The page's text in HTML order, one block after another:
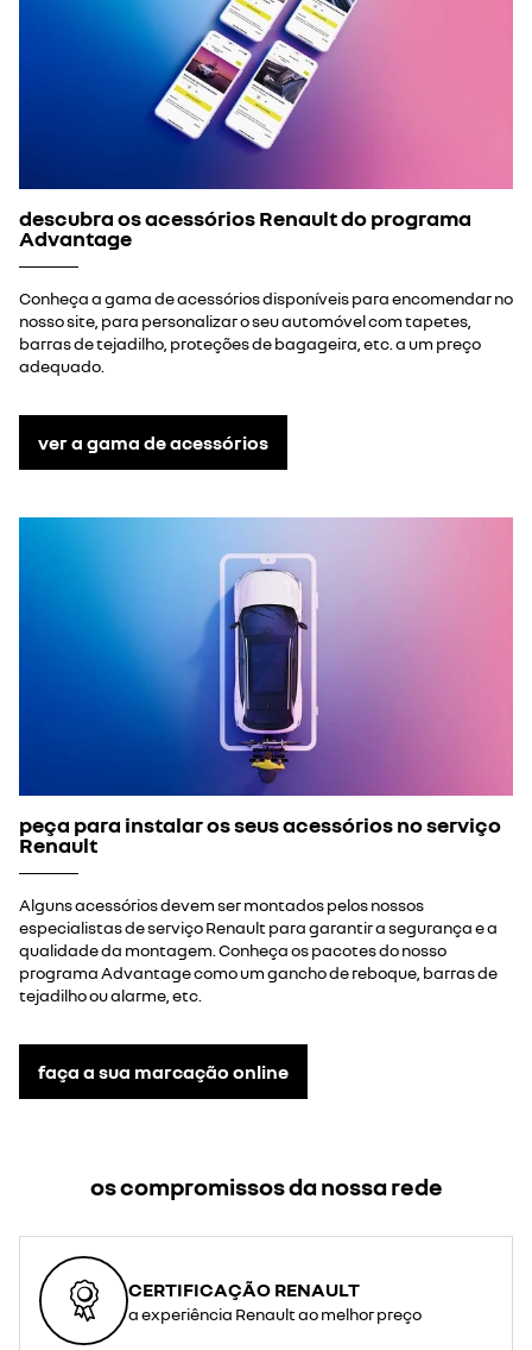
descubra os acessórios Renault do programa
Advantage
Conheça a gama de acessórios disponíveis para encomendar no
nosso site, para personalizar o seu automóvel com tapetes,
barras de tejadilho, proteções de bagageira, etc. a um preço
adequado.
ver a gama de acessórios
peça para instalar os seus acessórios no serviço
Renault
Alguns acessórios devem ser montados pelos nossos
especialistas de serviço Renault para garantir a segurança e a
qualidade da montagem. Conheça os pacotes do nosso
programa Advantage como um gancho de reboque, barras de
tejadilho ou alarme, etc.
faça a sua marcação online
os compromissos da nossa rede
CERTIFICAÇÃO RENAULT
a experiência Renault ao melhor preço